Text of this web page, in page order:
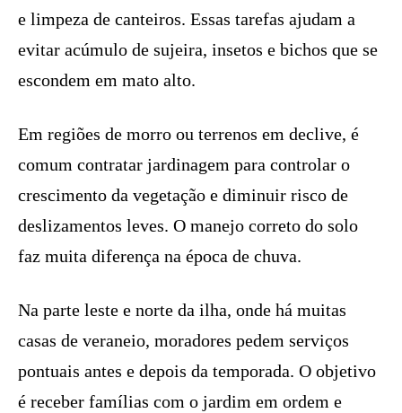
e limpeza de canteiros. Essas tarefas ajudam a
evitar acúmulo de sujeira, insetos e bichos que se
escondem em mato alto.
Em regiões de morro ou terrenos em declive, é
comum contratar jardinagem para controlar o
crescimento da vegetação e diminuir risco de
deslizamentos leves. O manejo correto do solo
faz muita diferença na época de chuva.
Na parte leste e norte da ilha, onde há muitas
casas de veraneio, moradores pedem serviços
pontuais antes e depois da temporada. O objetivo
é receber famílias com o jardim em ordem e